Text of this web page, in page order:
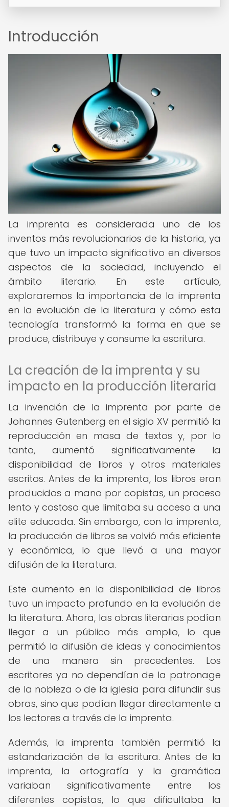
Introducción
La imprenta es considerada uno de los
inventos más revolucionarios de la historia, ya
que tuvo un impacto significativo en diversos
aspectos de la sociedad, incluyendo el
ámbito literario. En este artículo,
exploraremos la importancia de la imprenta
en la evolución de la literatura y cómo esta
tecnología transformó la forma en que se
produce, distribuye y consume la escritura.
La creación de la imprenta y su
impacto en la producción literaria
La invención de la imprenta por parte de
Johannes Gutenberg en el siglo XV permitió la
reproducción en masa de textos y, por lo
tanto, aumentó significativamente la
disponibilidad de libros y otros materiales
escritos. Antes de la imprenta, los libros eran
producidos a mano por copistas, un proceso
lento y costoso que limitaba su acceso a una
elite educada. Sin embargo, con la imprenta,
la producción de libros se volvió más eficiente
y económica, lo que llevó a una mayor
difusión de la literatura.
Este aumento en la disponibilidad de libros
tuvo un impacto profundo en la evolución de
la literatura. Ahora, las obras literarias podían
llegar a un público más amplio, lo que
permitió la difusión de ideas y conocimientos
de una manera sin precedentes. Los
escritores ya no dependían de la patronage
de la nobleza o de la iglesia para difundir sus
obras, sino que podían llegar directamente a
los lectores a través de la imprenta.
Además, la imprenta también permitió la
estandarización de la escritura. Antes de la
imprenta, la ortografía y la gramática
variaban significativamente entre los
diferentes copistas, lo que dificultaba la